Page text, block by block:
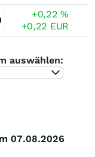
+0,22%
+0,22 EUR
auswählen:
07.08.2026